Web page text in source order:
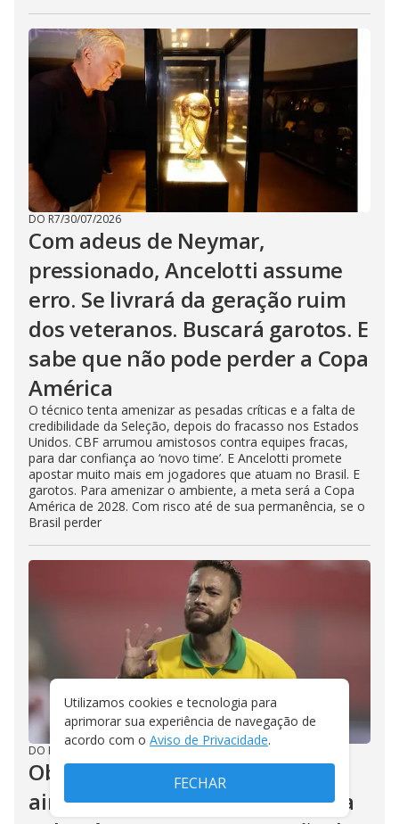
DO R7/30/07/2026
Com adeus de Neymar,
pressionado, Ancelotti assume
erro. Se livrará da geração ruim
dos veteranos. Buscará garotos. E
sabe que não pode perder a Copa
América
O técnico tenta amenizar as pesadas críticas e a falta de
credibilidade da Seleção, depois do fracasso nos Estados
Unidos. CBF arrumou amistosos contra equipes fracas,
para dar confiança ao ‘novo time’. E Ancelotti promete
apostar muito mais em jogadores que atuam no Brasil. E
garotos. Para amenizar o ambiente, a meta será a Copa
América de 2028. Com risco até de sua permanência, se o
Brasil perder
DO R7
Obrigado, Neymar. Se o Brasil
ainda é respeitado no futebol, a
Utilizamos cookies e tecnologia para
aprimorar sua experiência de navegação de
acordo com o Aviso de Privacidade.
FECHAR